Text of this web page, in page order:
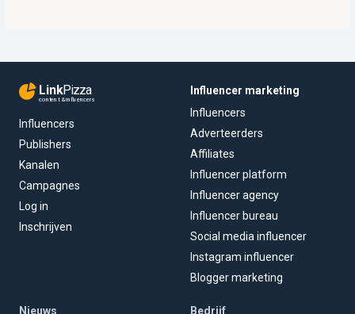
LinkPizza
content & influencers
Influencers
Publishers
Kanalen
Campagnes
Log in
Inschrijven
Influencer marketing
Influencers
Adverteerders
Affiliates
Influencer platform
Influencer agency
Influencer bureau
Social media influencer
Instagram influencer
Blogger marketing
Nieuws Bedrijf